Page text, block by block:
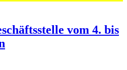
vom 4. bis